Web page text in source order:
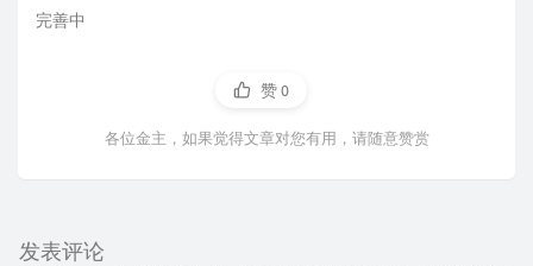
完善中
赞0
各位金主，如果觉得文章对您有用，请随意赞赏
发表评论